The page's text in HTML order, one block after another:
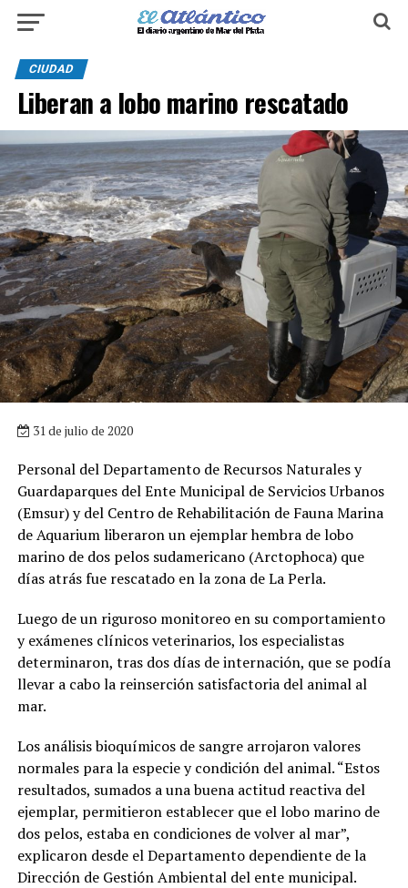
CIUDAD
Liberan a lobo marino rescatado
31 de julio de 2020
Personal del Departamento de Recursos Naturales y
Guardaparques del Ente Municipal de Servicios Urbanos
(Emsur) y del Centro de Rehabilitación de Fauna Marina
de Aquarium liberaron un ejemplar hembra de lobo
marino de dos pelos sudamericano (Arctophoca) que
días atrás fue rescatado en la zona de La Perla.
Luego de un riguroso monitoreo en su comportamiento
y exámenes clínicos veterinarios, los especialistas
determinaron, tras dos días de internación, que se podía
llevar a cabo la reinserción satisfactoria del animal al
mar.
Los análisis bioquímicos de sangre arrojaron valores
normales para la especie y condición del animal. “Estos
resultados, sumados a una buena actitud reactiva del
ejemplar, permitieron establecer que el lobo marino de
dos pelos, estaba en condiciones de volver al mar”,
explicaron desde el Departamento dependiente de la
Dirección de Gestión Ambiental del ente municipal.